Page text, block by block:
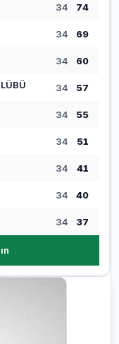
34 74
34 69
34 60
34 57
34 55
34 51
34 41
34 40
34 37